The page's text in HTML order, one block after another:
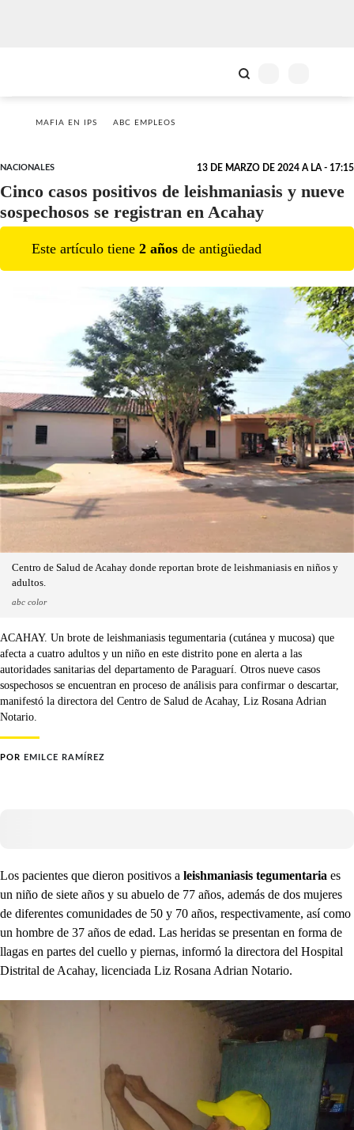
MAFIA EN IPS ABC EMPLEOS
NACIONALES 13 DE MARZO DE 2024 A LA - 17:15
Cinco casos positivos de leishmaniasis y nueve
sospechosos se registran en Acahay
Este artículo tiene 2 años de antigüedad
Centro de Salud de Acahay donde reportan brote de leishmaniasis en niños y
adultos.
abc color
ACAHAY. Un brote de leishmaniasis tegumentaria (cutánea y mucosa) que
afecta a cuatro adultos y un niño en este distrito pone en alerta a las
autoridades sanitarias del departamento de Paraguarí. Otros nueve casos
sospechosos se encuentran en proceso de análisis para confirmar o descartar,
manifestó la directora del Centro de Salud de Acahay, Liz Rosana Adrian
Notario.
POR EMILCE RAMÍREZ
Los pacientes que dieron positivos a leishmaniasis tegumentaria es
un niño de siete años y su abuelo de 77 años, además de dos mujeres
de diferentes comunidades de 50 y 70 años, respectivamente, así como
un hombre de 37 años de edad. Las heridas se presentan en forma de
llagas en partes del cuello y piernas, informó la directora del Hospital
Distrital de Acahay, licenciada Liz Rosana Adrian Notario.